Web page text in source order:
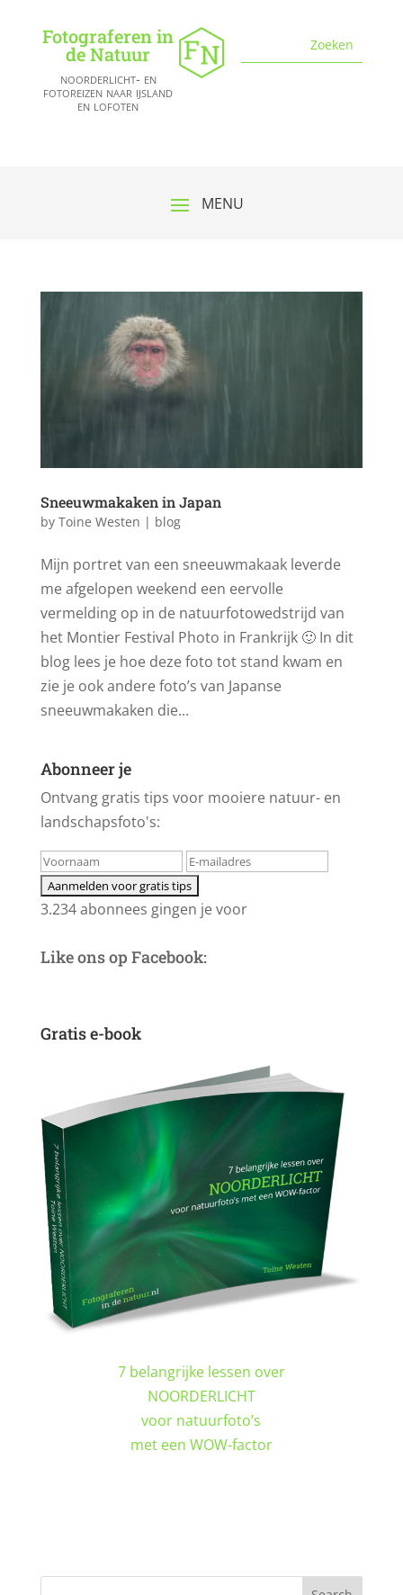
Fotograferen in
de Natuur
noorderlicht- en
fotoreizen naar ijsland
en lofoten
Sneeuwmakaken in Japan
by Toine Westen | blog
Mijn portret van een sneeuwmakaak leverde
me afgelopen weekend een eervolle
vermelding op in de natuurfotowedstrijd van
het Montier Festival Photo in Frankrijk 🙂 In dit
blog lees je hoe deze foto tot stand kwam en
zie je ook andere foto’s van Japanse
sneeuwmakaken die...
Abonneer je
Ontvang gratis tips voor mooiere natuur- en
landschapsfoto's:
3.234 abonnees gingen je voor
Like ons op Facebook:
Gratis e-book
7 belangrijke lessen over
NOORDERLICHT
voor natuurfoto’s
met een WOW-factor